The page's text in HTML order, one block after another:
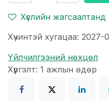
Хүслийн
Хүчинтэй хугацаа: 2027-
Үйлчилгээний нөхцөл
Хүргэлт: 1 ажлын өдөр